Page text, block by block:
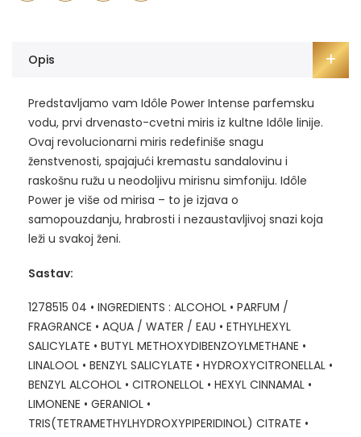
Opis
Predstavljamo vam Idôle Power Intense parfemsku
vodu, prvi drvenasto-cvetni miris iz kultne Idôle linije.
Ovaj revolucionarni miris redefiniše snagu
ženstvenosti, spajajući kremastu sandalovinu i
raskošnu ružu u neodoljivu mirisnu simfoniju. Idôle
Power je više od mirisa – to je izjava o
samopouzdanju, hrabrosti i nezaustavljivoj snazi koja
leži u svakoj ženi.
Sastav:
1278515 04 • INGREDIENTS : ALCOHOL • PARFUM /
FRAGRANCE • AQUA / WATER / EAU • ETHYLHEXYL
SALICYLATE • BUTYL METHOXYDIBENZOYLMETHANE •
LINALOOL • BENZYL SALICYLATE • HYDROXYCITRONELLAL •
BENZYL ALCOHOL • CITRONELLOL • HEXYL CINNAMAL •
LIMONENE • GERANIOL •
TRIS(TETRAMETHYLHYDROXYPIPERIDINOL) CITRATE •